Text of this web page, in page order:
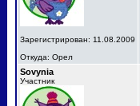
Зарегистрирован: 11.08.2009
Откуда: Орел
Sovynia
Участник